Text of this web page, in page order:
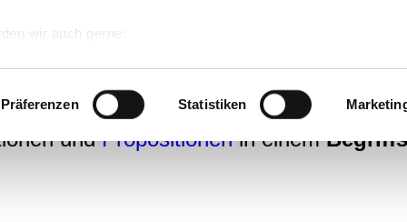
wir auch gerne:
Scannen nach bestimmten Merkmalen (Fingerprinting)
wie Ihre persönlichen Daten verarbeitet werden, und legen Sie
fest.
Inhalte und Anzeigen zu personalisieren, Funktionen für
Präferenzen Statistiken
von Wissen
Ideen in unserem Gedächtnis zu
einzuordnen, d.h. zu
undPropositionenin einem